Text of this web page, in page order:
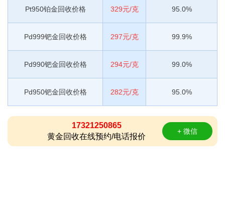
Pt950铂金回收价格 329元/克 95.0%
Pd999钯金回收价格 297元/克 99.9%
Pd990钯金回收价格 294元/克 99.0%
Pd950钯金回收价格 282元/克 95.0%
17321250865
黄金回收在线预约/电话报价
+ 微信